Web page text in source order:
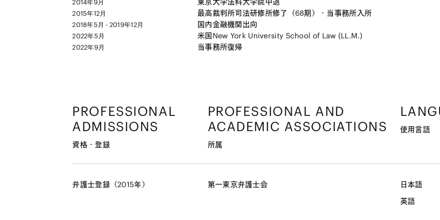
2014年9月
2015年12月 最高裁判所司法研修所修了（68期）・当事務所入所
2018年5月 - 2019年12月 国内金融機関出向
2022年5月 米国New York University School of Law (LL.M.)
2022年9月 当事務所復帰
PROFESSIONAL
ADMISSIONS
資格・登録
弁護士登録（2015年）
PROFESSIONAL AND
ACADEMIC ASSOCIATIONS
所属
第一東京弁護士会
使用言語
日本語
英語